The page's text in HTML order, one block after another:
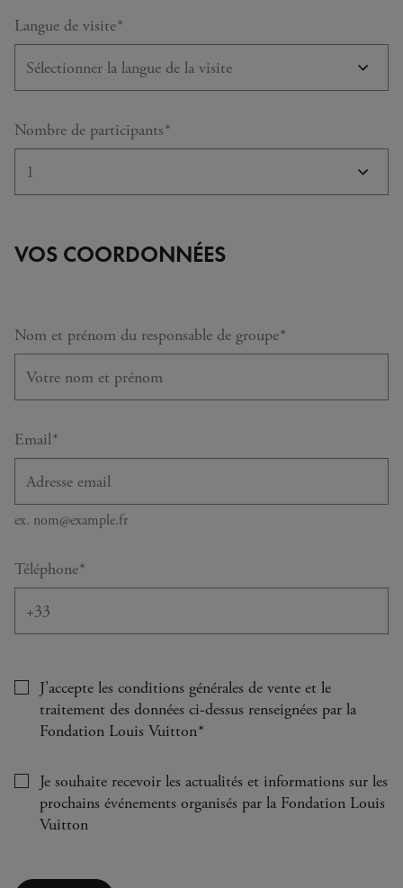
Langue de visite*
Nombre de participants*
VOS COORDONNÉES
Nom et prénom du responsable de groupe*
Email*
ex. nom@example.fr
Téléphone*
J’accepte les conditions générales de vente et le
traitement des données ci-dessus renseignées par la
Fondation Louis Vuitton*
Je souhaite recevoir les actualités et informations sur les
prochains événements organisés par la Fondation Louis
Vuitton